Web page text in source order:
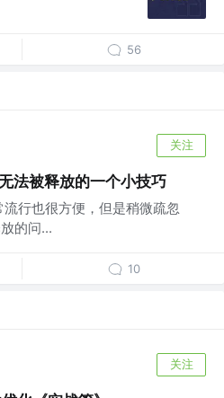
56
关注
法被释放的一个小技巧
行也很方便，但是稍微疏忽
的问...
10
关注